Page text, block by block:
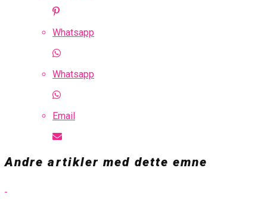
Whatsapp
Whatsapp
Email
Andre artikler med dette emne